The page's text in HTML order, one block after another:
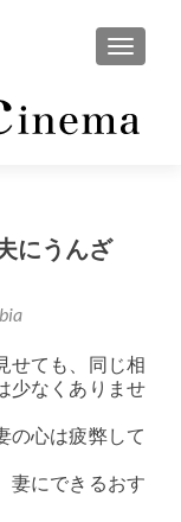
ナビゲ
にうんざ
せても、同じ相
少なくありませ
の心は疲弊して
妻にできるおす